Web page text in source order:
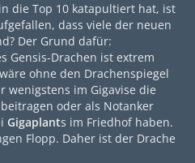
die Top 10 katapultiert hat, ist
dass viele der neuen
Der Grund dafür:
Gensis-Drachen ist extrem
ohne den Drachenspiegel
wenigstens im Gigavise die
oder als Notanker
Gigaplants im Friedhof haben.
Flopp. Daher ist der Drache